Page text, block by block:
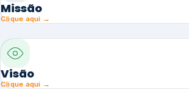
Missão
Clique aqui →
Visão
Clique aqui →